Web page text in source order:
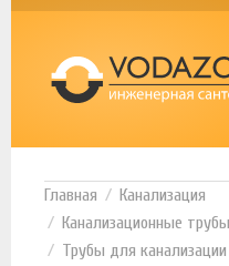
Канализация
Канализационные
Трубы для канализации